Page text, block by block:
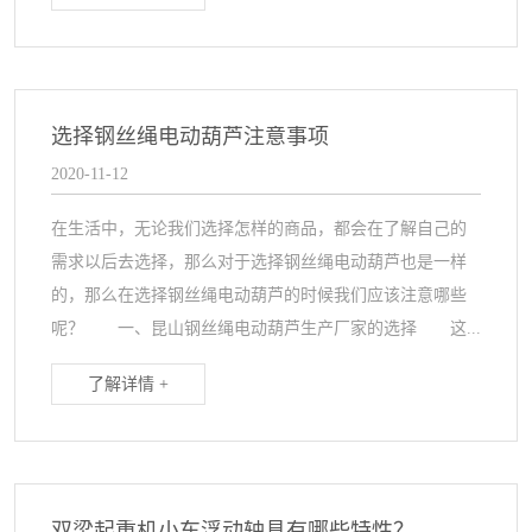
选择钢丝绳电动葫芦注意事项
2020-11-12
在生活中，无论我们选择怎样的商品，都会在了解自己的
需求以后去选择，那么对于选择钢丝绳电动葫芦也是一样
的，那么在选择钢丝绳电动葫芦的时候我们应该注意哪些
呢？ 一、昆山钢丝绳电动葫芦生产厂家的选择 这...
了解详情 +